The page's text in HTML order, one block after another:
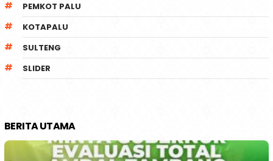
PEMKOT PALU
KOTAPALU
SULTENG
SLIDER
BERITA UTAMA